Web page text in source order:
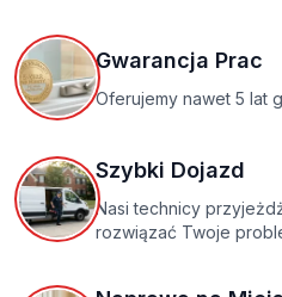
Gwarancja Prac
Oferujemy nawet 5 lat
Szybki Dojazd
Nasi technicy
rozwiązać Twoje